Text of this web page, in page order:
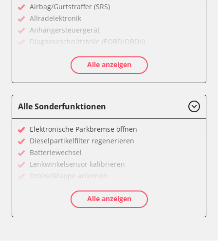
Airbag/Gurtstraffer (SRS)
Allradelektronik
Anhängersteuergerät
Diagnoseschnittstelle (EOBD/OBDII)
Einparkhilfe Lenkhilfe
Klimaanlage
Lenkradelektronik
Lenkradwinkel-Sensor
Leuchtweitenregulierung (LWR)
Medienplayer 3
Motorsteuerung (EMS)
Navigationssystem
Servolenkung
Alle anzeigen
Alle Sonderfunktionen
Elektronische Parkbremse öffnen
Dieselpartikelfilter regenerieren
Batteriewechsel
Lenkwinkelsensor kalibrieren
Drosselklappe anlernen
Luftmassenmesser anlernen
Kraftstofftank entleeren
Alle anzeigen